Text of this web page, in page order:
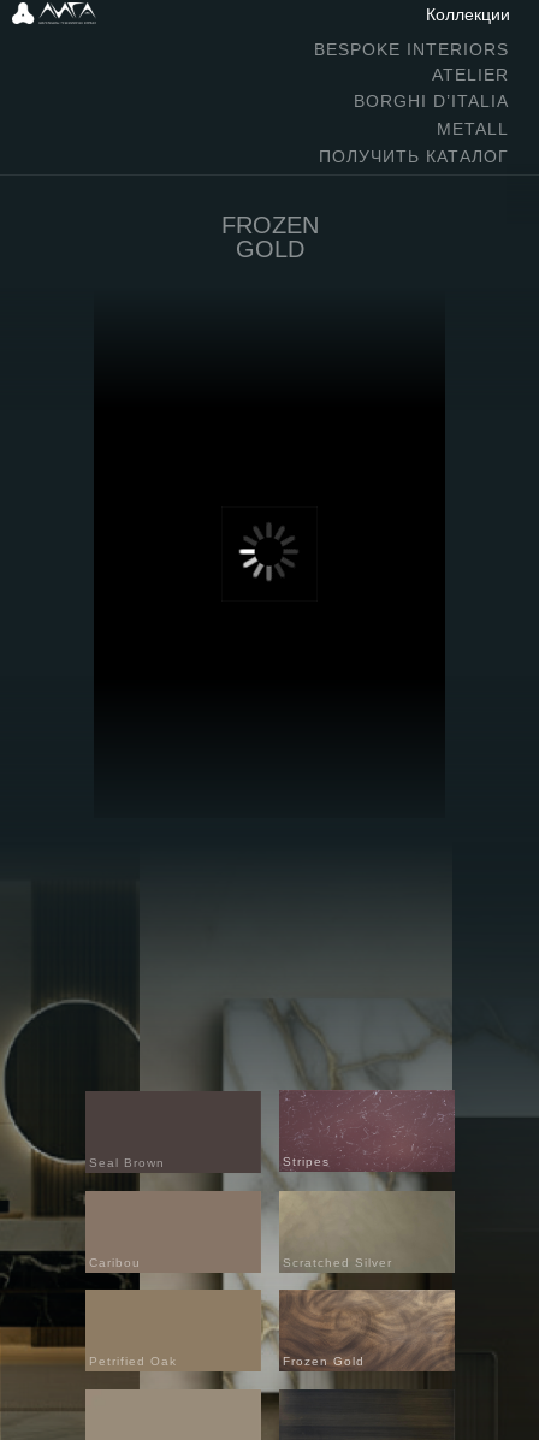
Коллекции
ATELIER
BESPOKE INTERIORS
BORGHI D’ITALIA
METALL
ПОЛУЧИТЬ КАТАЛОГ
FROZEN
GOLD
Seal Brown Stripes
Scratched Silver
Frozen Gold
Caribou
Petrified Oak